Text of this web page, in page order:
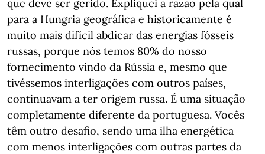
que deve ser gerido. Expliquei a razão pela qual
para a Hungria geográfica e historicamente é
muito mais difícil abdicar das energias fósseis
russas, porque nós temos 80% do nosso
fornecimento vindo da Rússia e, mesmo que
tivéssemos interligações com outros países,
continuavam a ter origem russa. É uma situação
completamente diferente da portuguesa. Vocês
têm outro desafio, sendo uma ilha energética
com menos interligações com outras partes da